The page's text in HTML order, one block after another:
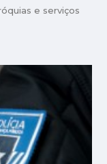
e serviços